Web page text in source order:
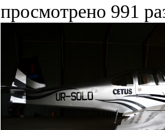
просмотрено 991